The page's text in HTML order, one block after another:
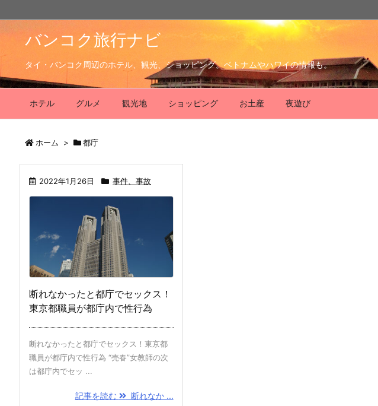
バンコク旅行ナビ
タイ・バンコク周辺のホテル、観光、ショッピング。ベトナムやハワイの情報も。
ホテル グルメ 観光地 ショッピング お土産 夜遊び
ホーム > 都庁
2022年1月26日 事件、事故
断れなかったと都庁でセックス！
東京都職員が都庁内で性行為
断れなかったと都庁でセックス！東京都
職員が都庁内で性行為 “売春”女教師の次
は都庁内でセッ ...
記事を読む 断れなか ...